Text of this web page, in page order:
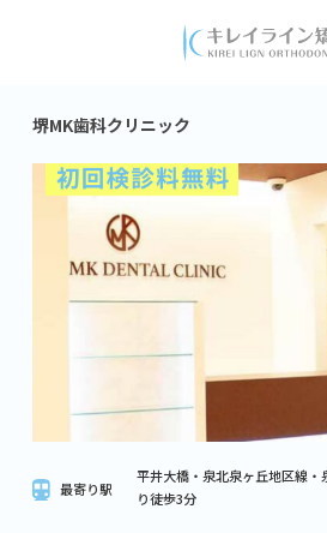
堺MK歯科クリニック
最寄り駅
平井大橋・泉北泉ヶ丘地区線・
り徒歩3分